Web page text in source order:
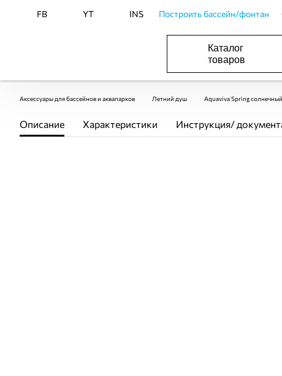
FB YT INS Построить бассейн/фонтан
Каталог
товаров
Аксессуары для бассейнов и аквапарков Летний душ Aquaviva Spring
Описание Характеристики Инструкция/